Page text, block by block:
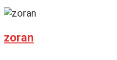
zoran